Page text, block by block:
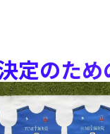
定のた